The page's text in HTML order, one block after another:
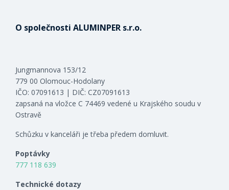
O společnosti ALUMINPER s.r.o.
Jungmannova 153/12
779 00 Olomouc-Hodolany
IČO: 07091613 | DIČ: CZ07091613
zapsaná na vložce C 74469 vedené u Krajského soudu v
Ostravě
Schůzku v kanceláři je třeba předem domluvit.
Poptávky
777 118 639
Technické dotazy